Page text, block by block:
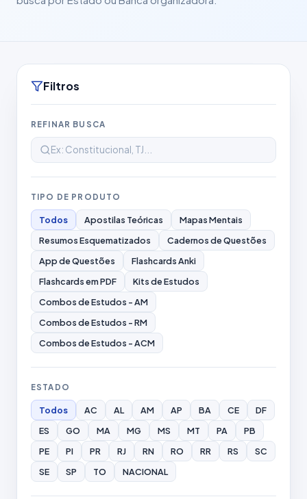
Filtros
REFINAR BUSCA
TIPO DE PRODUTO
Todos Apostilas Teóricas
Mapas Mentais
Resumos Esquematizados
Cadernos de Questões
App de Questões
Flashcards Anki
Flashcards em PDF
Kits de Estudos
Combos de Estudos - AM
Combos de Estudos - RM
Combos de Estudos - ACM
ESTADO
Todos AC AL AM AP BA CE
DF
ES
GO MA MG MS MT PA
PB
PE
PI PR RJ RN RO RR RS
SC
SE
SP TO NACIONAL